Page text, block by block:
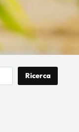
Ricerca